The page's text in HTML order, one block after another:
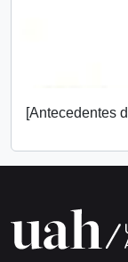
[Antecedentes